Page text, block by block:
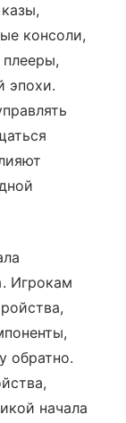
консоли,
эпохи.
Игрокам
обратно.
начала